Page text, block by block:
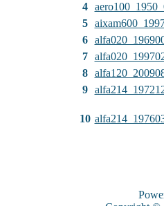
4
5
6
7
8
9
10